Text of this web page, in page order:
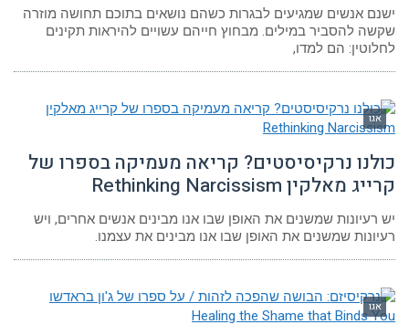
ישנם אנשים שמגיעים לבגרות כשהם נושאים בתוכם תחושה מוזרה
שקשה להסביר במילים. מבחוץ חייהם עשויים להיראות תקינים
לחלוטין: הם למדו,
אגו
כולנו נרקיסיסטים? קריאה מעמיקה בספרו של
קרייג מאלקין Rethinking Narcissism
יש רעיונות שמשנים את האופן שבו אנו מבינים אנשים אחרים, ויש
רעיונות שמשנים את האופן שבו אנו מבינים את עצמנו.
אגו